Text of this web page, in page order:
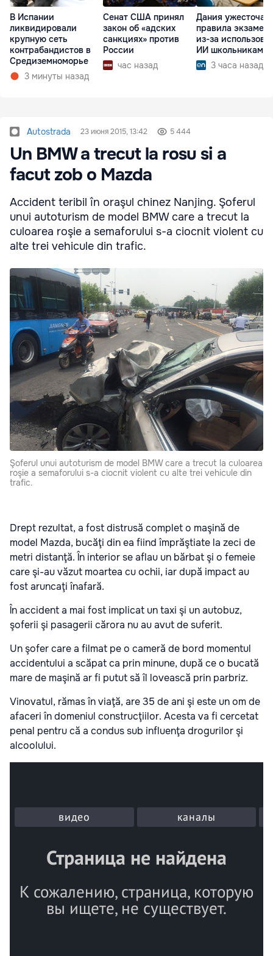
В Испании
ликвидировали
крупную сеть
контрабандистов в
Средиземноморье
3 минуты назад
Сенат США принял
закон об «адских
санкциях» против
России
час назад
Дания
правила
из-за
ИИ школьниками
3 часа назад
Autostrada 23 июня 2015, 13:42 5 444
Un BMW a trecut la rosu si a
facut zob o Mazda
Accident teribil în oraşul chinez Nanjing. Şoferul
unui autoturism de model BMW care a trecut la
culoarea roşie a semaforului s-a ciocnit violent cu
alte trei vehicule din trafic.
Şoferul unui autoturism de model BMW care a trecut la culoarea
roşie a semaforului s-a ciocnit violent cu alte trei vehicule din
trafic.
Drept rezultat, a fost distrusă complet o maşină de
model Mazda, bucăţi din ea fiind împrăştiate la zeci de
metri distanţă. În interior se aflau un bărbat şi o femeie
care şi-au văzut moartea cu ochii, iar după impact au
fost aruncaţi înafară.
În accident a mai fost implicat un taxi şi un autobuz,
şoferii şi pasagerii cărora nu au avut de suferit.
Un şofer care a filmat pe o cameră de bord momentul
accidentului a scăpat ca prin minune, după ce o bucată
mare de maşină ar fi putut să îl lovească prin parbriz.
Vinovatul, rămas în viaţă, are 35 de ani şi este un om de
afaceri în domeniul construcţiilor. Acesta va fi cercetat
penal pentru că a condus sub influenţa drogurilor şi
alcoolului.